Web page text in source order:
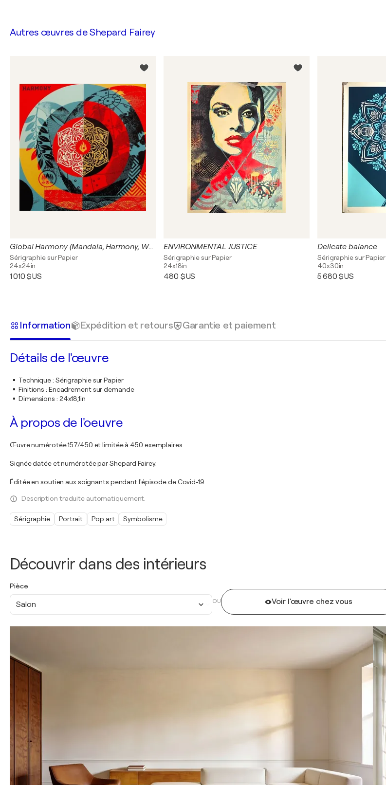
Découvrir dans des intérieurs
Pièce
Salon OU Voir l'œuvre chez vous
Autres œuvres deShepard Fairey
Global Harmony (Mandala, Harmony, Wholeness, Unified Global Perspective)
Sérigraphie sur Papier
24x24in
1 010 $US
ENVIRONMENTAL JUSTICE
Sérigraphie sur Papier
24x18in
480 $US
Delicate balance
Sérigraphie sur Papier
40x30in
5 680 $US
Information Expédition et retours Garantie et paiement
Détails de l'œuvre
Technique: Sérigraphie sur Papier
Finitions : Encadrement sur demande
Dimensions : 24x18,1in
À propos de l'oeuvre
Œuvre numérotée 157/450 et limitée à 450 exemplaires.
Signée datée et numérotée par Shepard Fairey.
Éditée en soutien aux soignants pendant l'épisode de Covid-19.
Description traduite automatiquement.
Sérigraphie Portrait Pop art Symbolisme